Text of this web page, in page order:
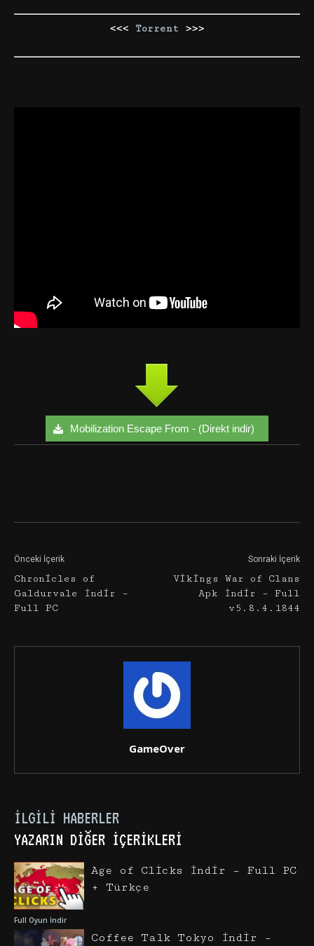
<<< Torrent >>>
Mobilization Escape From - (Direkt indir)
Önceki İçerik
Chronicles of
Galdurvale İndir –
Full PC
Sonraki İçerik
Vikings War of Clans
Apk İndir – Full
v5.8.4.1844
GameOver
İLGILI HABERLER
YAZARIN DIĞER İÇERIKLERI
Full Oyun İndir
Age of Clicks İndir – Full PC
+ Türkçe
Coffee Talk Tokyo İndir –